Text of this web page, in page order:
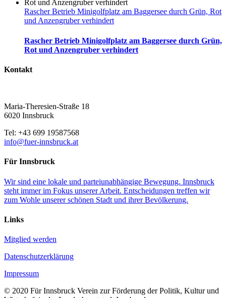
Rascher Betrieb Minigolfplatz am Baggersee durch Grün, Rot
und Anzengruber verhindert
Rascher Betrieb Minigolfplatz am Baggersee durch Grün,
Rot und Anzengruber verhindert
Kontakt
Maria-Theresien-Straße 18
6020 Innsbruck
Tel: +43 699 19587568
info@fuer-innsbruck.at
Für Innsbruck
Wir sind eine lokale und parteiunabhängige Bewegung. Innsbruck
steht immer im Fokus unserer Arbeit. Entscheidungen treffen wir
zum Wohle unserer schönen Stadt und ihrer Bevölkerung.
Links
Mitglied werden
Datenschutzerklärung
Impressum
© 2020 Für Innsbruck Verein zur Förderung der Politik, Kultur und